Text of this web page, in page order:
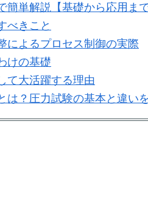
単解説【基礎から応用まで
べきこと
によるプロセス制御の実際
けの基礎
て大活躍する理由
は？圧力試験の基本と違い